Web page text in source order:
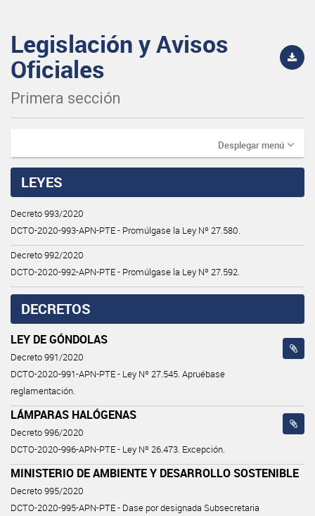
Legislación y Avisos
Oficiales
Primera sección
Desplegar menú
LEYES
Decreto 993/2020
DCTO-2020-993-APN-PTE - Promúlgase la Ley Nº 27.580.
Decreto 992/2020
DCTO-2020-992-APN-PTE - Promúlgase la Ley Nº 27.592.
DECRETOS
LEY DE GÓNDOLAS
Decreto 991/2020
DCTO-2020-991-APN-PTE - Ley Nº 27.545. Apruébase
reglamentación.
LÁMPARAS HALÓGENAS
Decreto 996/2020
DCTO-2020-996-APN-PTE - Ley Nº 26.473. Excepción.
MINISTERIO DE AMBIENTE Y DESARROLLO SOSTENIBLE
Decreto 995/2020
DCTO-2020-995-APN-PTE - Dase por designada Subsecretaria